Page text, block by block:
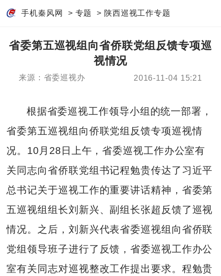
手机秦风网 > 专题 > 陕西巡视工作专题
省委第五巡视组向省侨联党组反馈专项巡
视情况
来源：省委巡视办 2016-11-04 15:21
根据省委巡视工作领导小组的统一部署，
省委第五巡视组向侨联党组反馈专项巡视情
况。10月28日上午，省委巡视工作办公室有
关同志向省侨联党组书记程勉贵传达了习近平
总书记关于巡视工作的重要讲话精神，省委第
五巡视组组长刘新兴、副组长张超反馈了巡视
情况。之后，刘新兴代表省委巡视组向省侨联
党组领导班子进行了反馈，省委巡视工作办公
室有关同志对巡视整改工作提出要求。程勉贵